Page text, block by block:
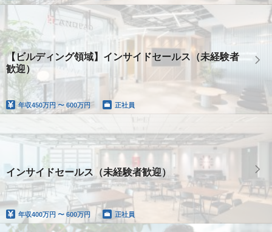
【ビルディング領域】インサイドセールス（未経験者
歓迎）
年収450万円 〜 600万円 正社員
インサイドセールス（未経験者歓迎）
年収400万円 〜 600万円 正社員